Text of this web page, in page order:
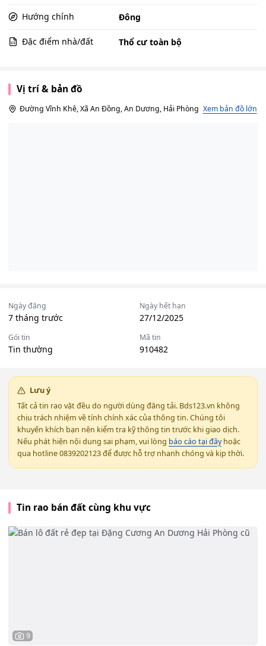
Hướng chính Đông
Đặc điểm nhà/đất Thổ cư toàn bộ
Vị trí & bản đồ
Đường Vĩnh Khê, Xã An Đồng, An Dương, Hải Phòng Xem bản đồ lớn
Ngày đăng
7 tháng trước
Ngày hết hạn
27/12/2025
Gói tin
Tin thường
Mã tin
910482
Lưu ý
Tất cả tin rao vặt đều do người dùng đăng tải. Bds123.vn không
chịu trách nhiệm về tính chính xác của thông tin. Chúng tôi
khuyến khích bạn nên kiểm tra kỹ thông tin trước khi giao dịch.
Nếu phát hiện nội dung sai phạm, vui lòng báo cáo tại đâyhoặc
qua hotline 0839202123 để được hỗ trợ nhanh chóng và kịp thời.
Tin rao bán đất cùng khu vực
9